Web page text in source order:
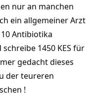
nur an manchen
ein allgemeiner Arzt
Antibiotika
1450 KES für
gedacht dieses
der teureren
!